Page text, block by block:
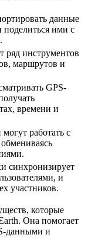
данные
ими с
ряд инструментов
маршрутов и
GPS-
времени и
работать с
синхронизирует
и
участников.
которые
Она помогает
данными и